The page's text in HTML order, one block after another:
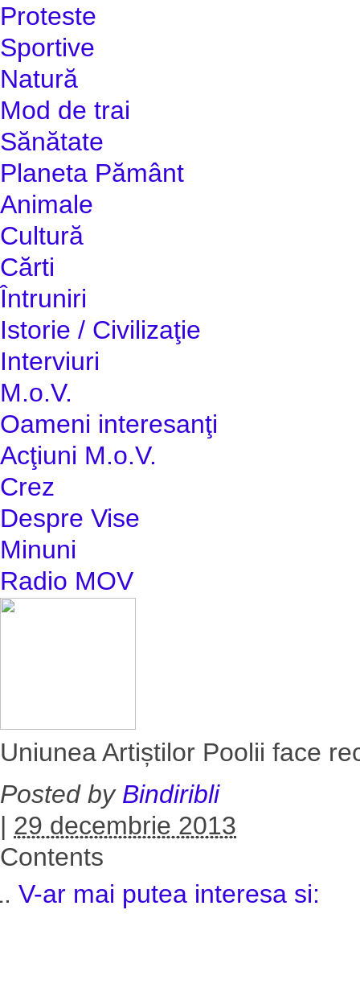
Proteste
Sportive
Natură
Mod de trai
Sănătate
Planeta Pământ
Animale
Cultură
Cărti
Întruniri
Istorie / Civilizaţie
Interviuri
M.o.V.
Oameni interesanţi
Acţiuni M.o.V.
Crez
Despre Vise
Minuni
Radio MOV
Uniunea Artiștilor Poolii face
Posted by Bindiribli
| 29 decembrie 2013
Contents
V-ar mai putea interesa si: